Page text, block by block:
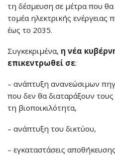
τη δέσμευση σε μέτρα που
τομέα ηλεκτρικής
έως το 2035.
Συγκεκριμένα, η νέα
επικεντρωθεί σε:
– ανάπτυξη ανανεώσιμων
που δεν θα διαταράξουν
τη βιοποικιλότητα,
– ανάπτυξη του δικτύου,
– εγκαταστάσεις